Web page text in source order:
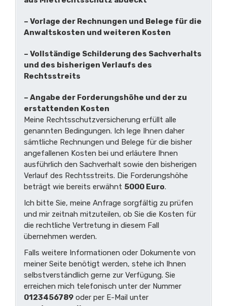
– Vorlage der Rechnungen und Belege für die
Anwaltskosten und weiteren Kosten
– Vollständige Schilderung des Sachverhalts
und des bisherigen Verlaufs des
Rechtsstreits
– Angabe der Forderungshöhe und der zu
erstattenden Kosten
Meine Rechtsschutzversicherung erfüllt alle
genannten Bedingungen. Ich lege Ihnen daher
sämtliche Rechnungen und Belege für die bisher
angefallenen Kosten bei und erläutere Ihnen
ausführlich den Sachverhalt sowie den bisherigen
Verlauf des Rechtsstreits. Die Forderungshöhe
beträgt wie bereits erwähnt 5000 Euro.
Ich bitte Sie, meine Anfrage sorgfältig zu prüfen
und mir zeitnah mitzuteilen, ob Sie die Kosten für
die rechtliche Vertretung in diesem Fall
übernehmen werden.
Falls weitere Informationen oder Dokumente von
meiner Seite benötigt werden, stehe ich Ihnen
selbstverständlich gerne zur Verfügung. Sie
erreichen mich telefonisch unter der Nummer
0123456789 oder per E-Mail unter